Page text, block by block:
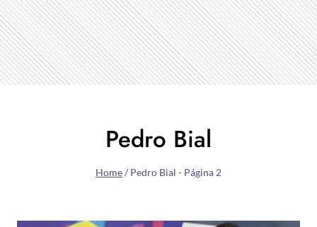
Pedro Bial
Home/ Pedro Bial - Página 2